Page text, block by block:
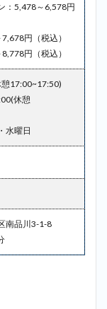
：5,478～6,578円
円（税込）
円（税込）
17:00~17:50)
休憩
水曜日
南品川3-1-8